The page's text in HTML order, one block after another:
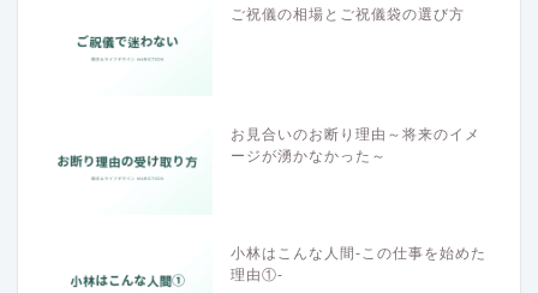
ご祝儀の相場とご祝儀袋の選び方
お見合いのお断り理由～将来のイメ
ージが湧かなかった～
小林はこんな人間-この仕事を始めた
理由①-